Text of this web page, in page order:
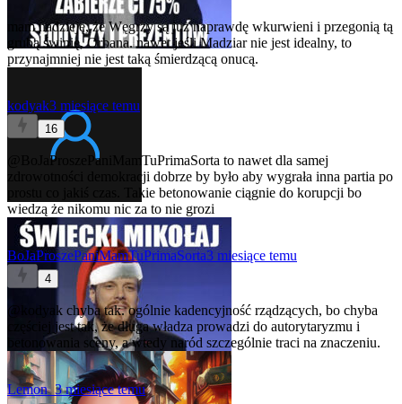
mam nadzieję, że Węgrzy są już naprawdę wkurwieni i przegonią tą
grubą świnię, Orbana. nawet jeśli Madziar nie jest idealny, to
przynajmniej nie jest taką śmierdzącą onucą.
kodyak3 miesiące temu
16
@BoJaProszePaniMamTuPrimaSorta to nawet dla samej
zdrowotności demokracji dobrze by było aby wygrała inna partia po
prostu co jakiś czas. Takie betonowanie ciągnie do korupcji bo
wiedzą że nikomu nic za to nie grozi
BoJaProszePaniMamTuPrimaSorta3 miesiące temu
4
@kodyak chyba tak. ogólnie kadencyjność rządzących, bo chyba
częściej jest tak, że długa władza prowadzi do autorytaryzmu i
betonowania sceny, a wtedy naród szczególnie traci na znaczeniu.
Lemon_3 miesiące temu